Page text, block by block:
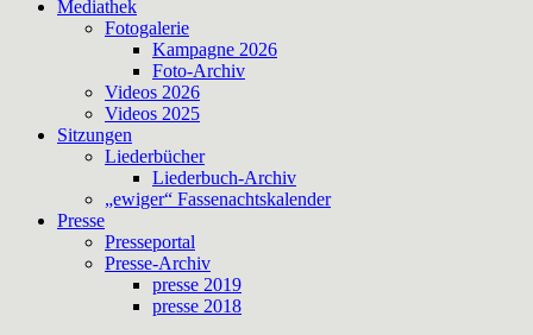
Mediathek
Fotogalerie
Kampagne 2026
Foto-Archiv
Videos 2026
Videos 2025
Sitzungen
Liederbücher
Liederbuch-Archiv
„ewiger“ Fassenachtskalender
Presse
Presseportal
Presse-Archiv
presse 2019
presse 2018